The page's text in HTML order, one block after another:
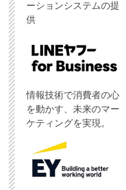
ーションシステムの提
供
情報技術で消費者の心
を動かす、未来のマー
ケティングを実現。